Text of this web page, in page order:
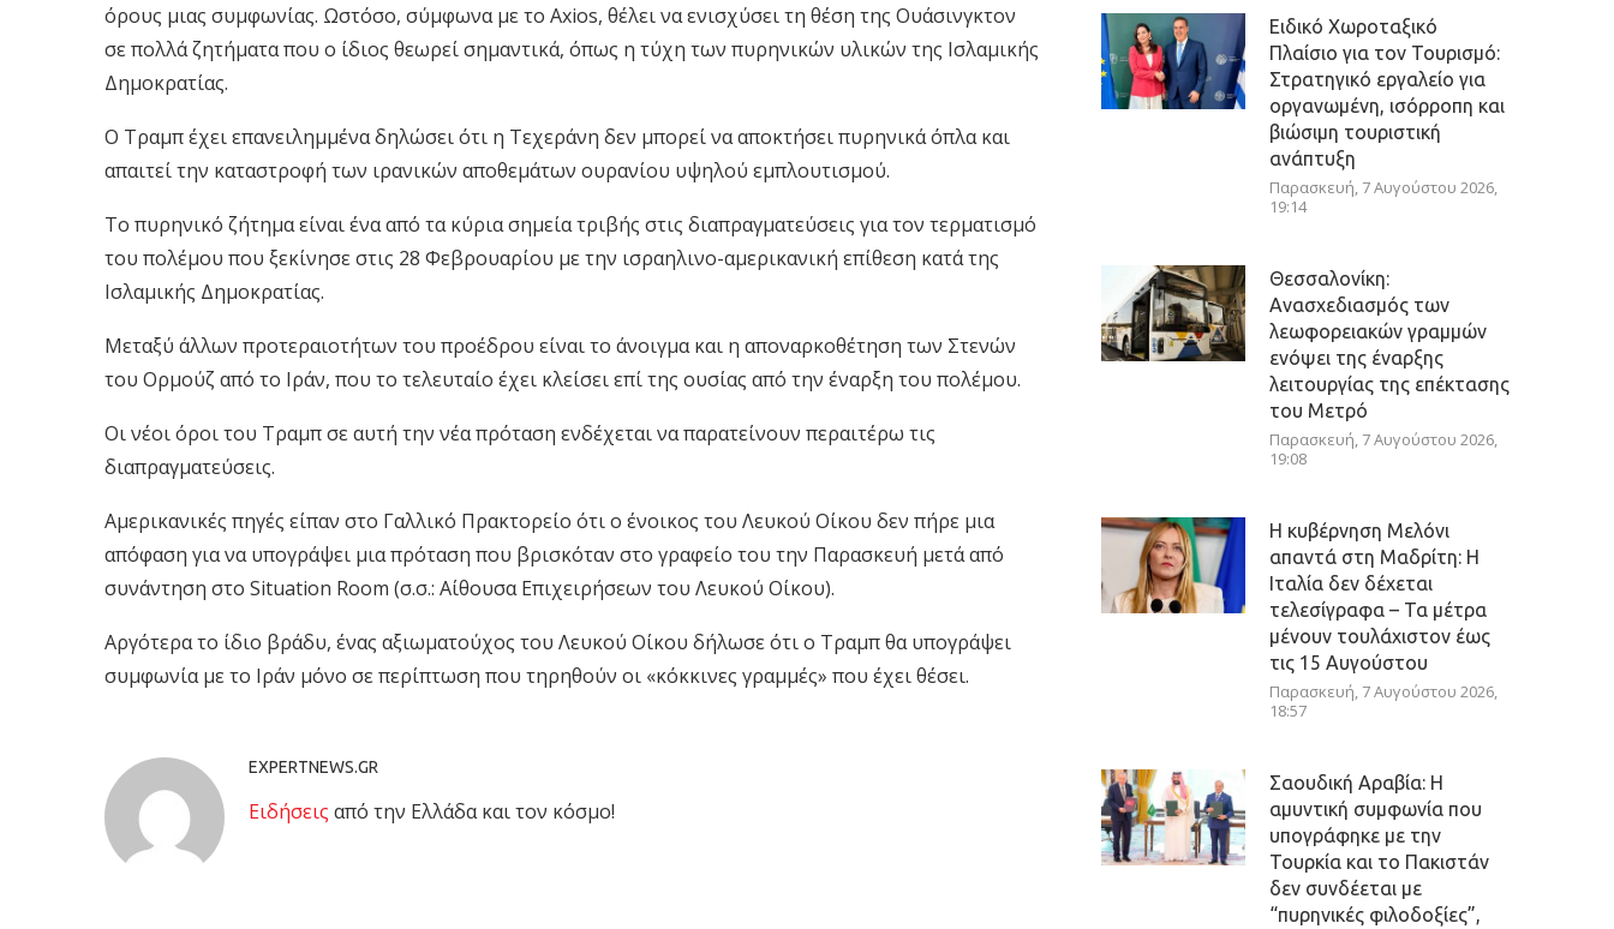
όρους μιας συμφωνίας. Ωστόσο, σύμφωνα με το Axios, θέλει να ενισχύσει τη θέση της Ουάσινγκτον
σε πολλά ζητήματα που ο ίδιος θεωρεί σημαντικά, όπως η τύχη των πυρηνικών υλικών της Ισλαμικής
Δημοκρατίας.
Ο Τραμπ έχει επανειλημμένα δηλώσει ότι η Τεχεράνη δεν μπορεί να αποκτήσει πυρηνικά όπλα και
απαιτεί την καταστροφή των ιρανικών αποθεμάτων ουρανίου υψηλού εμπλουτισμού.
Το πυρηνικό ζήτημα είναι ένα από τα κύρια σημεία τριβής στις διαπραγματεύσεις για τον τερματισμό
του πολέμου που ξεκίνησε στις 28 Φεβρουαρίου με την ισραηλινο-αμερικανική επίθεση κατά της
Ισλαμικής Δημοκρατίας.
Μεταξύ άλλων προτεραιοτήτων του προέδρου είναι το άνοιγμα και η αποναρκοθέτηση των Στενών
του Ορμούζ από το Ιράν, που το τελευταίο έχει κλείσει επί της ουσίας από την έναρξη του πολέμου.
Οι νέοι όροι του Τραμπ σε αυτή την νέα πρόταση ενδέχεται να παρατείνουν περαιτέρω τις
διαπραγματεύσεις.
Αμερικανικές πηγές είπαν στο Γαλλικό Πρακτορείο ότι ο ένοικος του Λευκού Οίκου δεν πήρε μια
απόφαση για να υπογράψει μια πρόταση που βρισκόταν στο γραφείο του την Παρασκευή μετά από
συνάντηση στο Situation Room (σ.σ.: Αίθουσα Επιχειρήσεων του Λευκού Οίκου).
Αργότερα το ίδιο βράδυ, ένας αξιωματούχος του Λευκού Οίκου δήλωσε ότι ο Τραμπ θα υπογράψει
συμφωνία με το Ιράν μόνο σε περίπτωση που τηρηθούν οι «κόκκινες γραμμές» που έχει θέσει.
EXPERTNEWS.GR
Eιδήσεις από την Ελλάδα και τον κόσμο!
Ειδικό Χωροταξικό
Πλαίσιο για τον Τουρισμό:
Στρατηγικό εργαλείο για
οργανωμένη, ισόρροπη και
βιώσιμη τουριστική
ανάπτυξη
Παρασκευή, 7 Αυγούστου 2026,
19:14
Θεσσαλονίκη:
Ανασχεδιασμός των
λεωφορειακών γραμμών
ενόψει της έναρξης
λειτουργίας της επέκτασης
του Μετρό
Παρασκευή, 7 Αυγούστου 2026,
19:08
Η κυβέρνηση Μελόνι
απαντά στη Μαδρίτη: Η
Ιταλία δεν δέχεται
τελεσίγραφα – Τα μέτρα
μένουν τουλάχιστον έως
τις 15 Αυγούστου
Παρασκευή, 7 Αυγούστου 2026,
18:57
Σαουδική Αραβία: Η
αμυντική συμφωνία που
υπογράφηκε με την
Τουρκία και το Πακιστάν
δεν συνδέεται με
“πυρηνικές φιλοδοξίες”,